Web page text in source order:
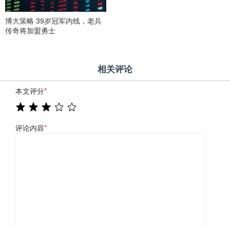
博大策略 39岁冠军内线，老兵
传奇将加盟勇士
相关评论
本文评分*
评论内容*